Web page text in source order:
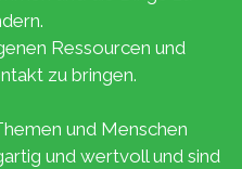
Ressourcen und
zu bringen.
und Menschen
und wertvoll und sind